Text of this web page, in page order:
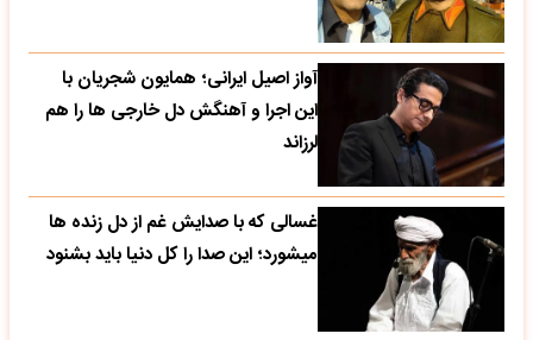
آواز اصیل ایرانی؛ همایون شجریان با
این اجرا و آهنگش دل خارجی ها را هم
لرزاند
غسالی که با صدایش غم از دل زنده ها
میشورد؛ این صدا را کل دنیا باید بشنود